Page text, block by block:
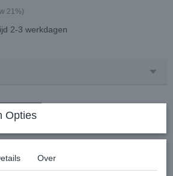
21%)
2-3 werkdagen
Opties
Over